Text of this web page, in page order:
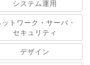
システム運用
ットワーク・サーバ・
セキュリティ
デザイン